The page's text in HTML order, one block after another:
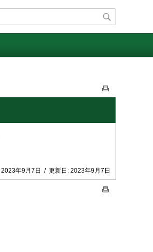
2023年9月7日 / 更新日: 2023年9月7日